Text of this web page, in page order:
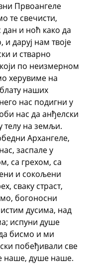
Првоангеле
те свечисти,
и ноћ како да
даруј нам твоје
и стварно
по неизмерном
херувиме на
наших
нас подигни у
нас да анђелски
телу на земљи.
Архангеле,
заспале у
са грехом, са
и сокољени
сваку страст,
богоносни
дусима, над
испуни душе
бисмо и ми
побеђивали све
наше, душе наше.